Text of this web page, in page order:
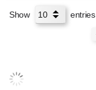
Show entries